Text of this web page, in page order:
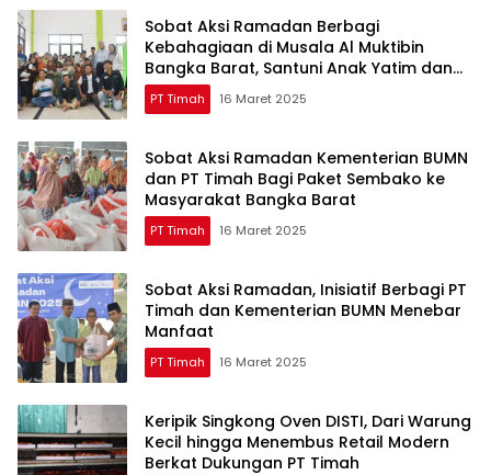
Sobat Aksi Ramadan Berbagi
Kebahagiaan di Musala Al Muktibin
Bangka Barat, Santuni Anak Yatim dan
Piatu
PT Timah 16 Maret 2025
Sobat Aksi Ramadan Kementerian BUMN
dan PT Timah Bagi Paket Sembako ke
Masyarakat Bangka Barat
PT Timah 16 Maret 2025
Sobat Aksi Ramadan, Inisiatif Berbagi PT
Timah dan Kementerian BUMN Menebar
Manfaat
PT Timah 16 Maret 2025
Keripik Singkong Oven DISTI, Dari Warung
Kecil hingga Menembus Retail Modern
Berkat Dukungan PT Timah